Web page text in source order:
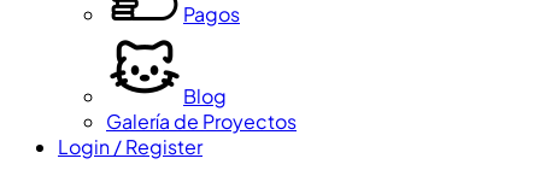
Pagos
Blog
Galería de Proyectos
Login / Register